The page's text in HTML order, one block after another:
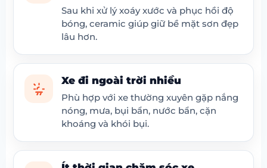
Sau khi xử lý xoáy xước và phục hồi độ
bóng, ceramic giúp giữ bề mặt sơn đẹp
lâu hơn.
Xe đi ngoài trời nhiều
Phù hợp với xe thường xuyên gặp nắng
nóng, mưa, bụi bẩn, nước bẩn, cặn
khoáng và khói bụi.